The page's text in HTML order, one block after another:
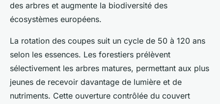
des arbres et augmente la biodiversité des
écosystèmes européens.
La rotation des coupes suit un cycle de 50 à 120 ans
selon les essences. Les forestiers prélèvent
sélectivement les arbres matures, permettant aux plus
jeunes de recevoir davantage de lumière et de
nutriments. Cette ouverture contrôlée du couvert